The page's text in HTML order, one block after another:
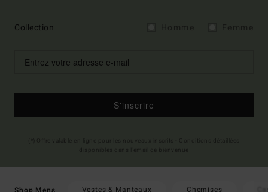
Collection
S'inscrire
Vestes & Manteaux Chemises